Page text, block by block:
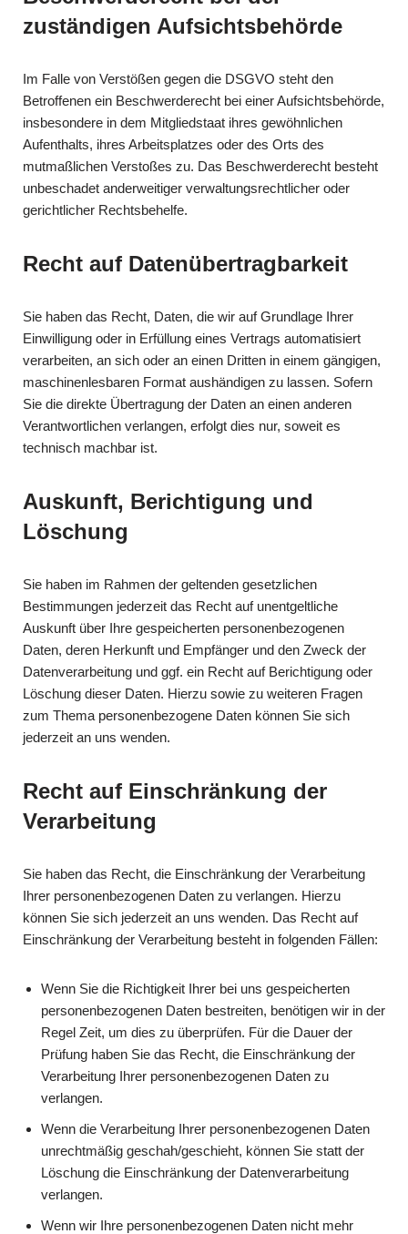
zuständigen Aufsichts­behörde
Im Falle von Verstößen gegen die DSGVO steht den
Betroffenen ein Beschwerderecht bei einer Aufsichtsbehörde,
insbesondere in dem Mitgliedstaat ihres gewöhnlichen
Aufenthalts, ihres Arbeitsplatzes oder des Orts des
mutmaßlichen Verstoßes zu. Das Beschwerderecht besteht
unbeschadet anderweitiger verwaltungsrechtlicher oder
gerichtlicher Rechtsbehelfe.
Recht auf Daten­übertrag­barkeit
Sie haben das Recht, Daten, die wir auf Grundlage Ihrer
Einwilligung oder in Erfüllung eines Vertrags automatisiert
verarbeiten, an sich oder an einen Dritten in einem gängigen,
maschinenlesbaren Format aushändigen zu lassen. Sofern
Sie die direkte Übertragung der Daten an einen anderen
Verantwortlichen verlangen, erfolgt dies nur, soweit es
technisch machbar ist.
Auskunft, Berichtigung und
Löschung
Sie haben im Rahmen der geltenden gesetzlichen
Bestimmungen jederzeit das Recht auf unentgeltliche
Auskunft über Ihre gespeicherten personenbezogenen
Daten, deren Herkunft und Empfänger und den Zweck der
Datenverarbeitung und ggf. ein Recht auf Berichtigung oder
Löschung dieser Daten. Hierzu sowie zu weiteren Fragen
zum Thema personenbezogene Daten können Sie sich
jederzeit an uns wenden.
Recht auf Einschränkung der
Verarbeitung
Sie haben das Recht, die Einschränkung der Verarbeitung
Ihrer personenbezogenen Daten zu verlangen. Hierzu
können Sie sich jederzeit an uns wenden. Das Recht auf
Einschränkung der Verarbeitung besteht in folgenden Fällen:
Wenn Sie die Richtigkeit Ihrer bei uns gespeicherten
personenbezogenen Daten bestreiten, benötigen wir in der
Regel Zeit, um dies zu überprüfen. Für die Dauer der
Prüfung haben Sie das Recht, die Einschränkung der
Verarbeitung Ihrer personenbezogenen Daten zu
verlangen.
Wenn die Verarbeitung Ihrer personenbezogenen Daten
unrechtmäßig geschah/geschieht, können Sie statt der
Löschung die Einschränkung der Datenverarbeitung
verlangen.
Wenn wir Ihre personenbezogenen Daten nicht mehr